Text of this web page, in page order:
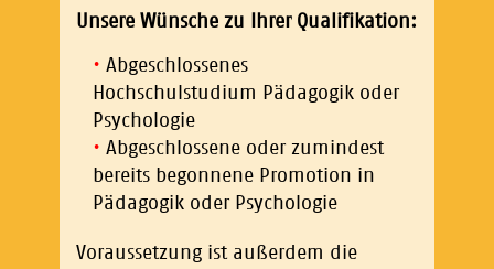
Unsere Wünsche zu Ihrer Qualifikation:
Abgeschlossenes
Hochschulstudium Pädagogik oder
Psychologie
Abgeschlossene oder zumindest
bereits begonnene Promotion in
Pädagogik oder Psychologie
Voraussetzung ist außerdem die